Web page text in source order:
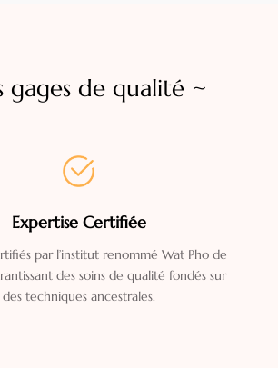
gages de qualité ~
Expertise Certifiée
par l’institut renommé Wat Pho de
des soins de qualité fondés sur
des techniques ancestrales.